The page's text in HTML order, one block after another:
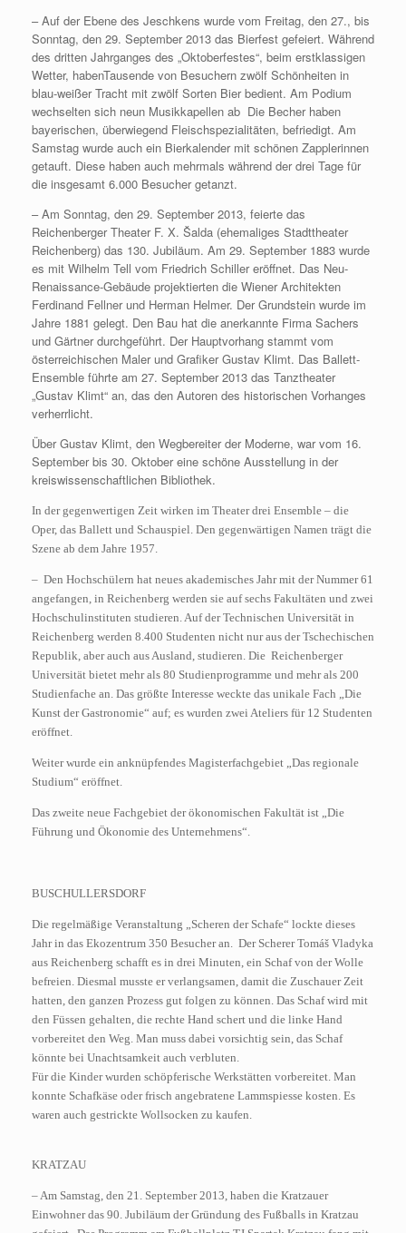
– Auf der Ebene des Jeschkens wurde vom Freitag, den 27., bis
Sonntag, den 29. September 2013 das Bierfest gefeiert. Während
des dritten Jahrganges des „Oktoberfestes“, beim erstklassigen
Wetter, habenTausende von Besuchern zwölf Schönheiten in
blau-weißer Tracht mit zwölf Sorten Bier bedient. Am Podium
wechselten sich neun Musikkapellen ab Die Becher haben
bayerischen, überwiegend Fleischspezialitäten, befriedigt. Am
Samstag wurde auch ein Bierkalender mit schönen Zapplerinnen
getauft. Diese haben auch mehrmals während der drei Tage für
die insgesamt 6.000 Besucher getanzt.
– Am Sonntag, den 29. September 2013, feierte das
Reichenberger Theater F. X. Šalda (ehemaliges Stadttheater
Reichenberg) das 130. Jubiläum. Am 29. September 1883 wurde
es mit Wilhelm Tell vom Friedrich Schiller eröffnet. Das Neu-
Renaissance-Gebäude projektierten die Wiener Architekten
Ferdinand Fellner und Herman Helmer. Der Grundstein wurde im
Jahre 1881 gelegt. Den Bau hat die anerkannte Firma Sachers
und Gärtner durchgeführt. Der Hauptvorhang stammt vom
österreichischen Maler und Grafiker Gustav Klimt. Das Ballett-
Ensemble führte am 27. September 2013 das Tanztheater
„Gustav Klimt“ an, das den Autoren des historischen Vorhanges
verherrlicht.
Über Gustav Klimt, den Wegbereiter der Moderne, war vom 16.
September bis 30. Oktober eine schöne Ausstellung in der
kreiswissenschaftlichen Bibliothek.
In der gegenwertigen Zeit wirken im Theater drei Ensemble – die
Oper, das Ballett und Schauspiel. Den gegenwärtigen Namen trägt die
Szene ab dem Jahre 1957.
– Den Hochschülern hat neues akademisches Jahr mit der Nummer 61
angefangen, in Reichenberg werden sie auf sechs Fakultäten und zwei
Hochschulinstituten studieren. Auf der Technischen Universität in
Reichenberg werden 8.400 Studenten nicht nur aus der Tschechischen
Republik, aber auch aus Ausland, studieren. Die Reichenberger
Universität bietet mehr als 80 Studienprogramme und mehr als 200
Studienfache an. Das größte Interesse weckte das unikale Fach „Die
Kunst der Gastronomie“ auf; es wurden zwei Ateliers für 12 Studenten
eröffnet.
Weiter wurde ein anknüpfendes Magisterfachgebiet „Das regionale
Studium“ eröffnet.
Das zweite neue Fachgebiet der ökonomischen Fakultät ist „Die
Führung und Ökonomie des Unternehmens“.
BUSCHULLERSDORF
Die regelmäßige Veranstaltung „Scheren der Schafe“ lockte dieses
Jahr in das Ekozentrum 350 Besucher an. Der Scherer Tomáš Vladyka
aus Reichenberg schafft es in drei Minuten, ein Schaf von der Wolle
befreien. Diesmal musste er verlangsamen, damit die Zuschauer Zeit
hatten, den ganzen Prozess gut folgen zu können. Das Schaf wird mit
den Füssen gehalten, die rechte Hand schert und die linke Hand
vorbereitet den Weg. Man muss dabei vorsichtig sein, das Schaf
könnte bei Unachtsamkeit auch verbluten.
Für die Kinder wurden schöpferische Werkstätten vorbereitet. Man
konnte Schafkäse oder frisch angebratene Lammspiesse kosten. Es
waren auch gestrickte Wollsocken zu kaufen.
KRATZAU
– Am Samstag, den 21. September 2013, haben die Kratzauer
Einwohner das 90. Jubiläum der Gründung des Fußballs in Kratzau